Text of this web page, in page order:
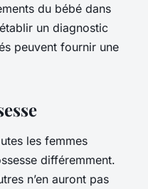
du bébé dans
un diagnostic
peuvent fournir une
les femmes
différemment.
n’en auront pas